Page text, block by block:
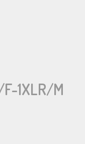
F-1XLR/M